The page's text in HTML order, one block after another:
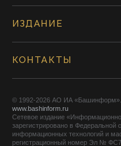
ИЗДАНИЕ
КОНТАКТЫ
© 1992-2026 АО ИА «Башинформ».
www.bashinform.ru
Сетевое издание
зарегистрировано в Федеральной
информационных технологий и
регистрационный номер Эл №